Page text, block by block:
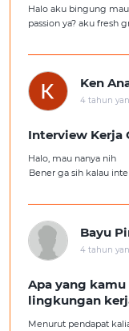
Halo aku bingung mau
passion ya? aku fresh
aku ambil kerjaan
Ken
4 tahun
Interview Kerja
Halo, mau nanya nih
Bener ga sih kalau
Tolong
Bayu
4 tahun
Apa yang
lingkungan
Menurut pendapat